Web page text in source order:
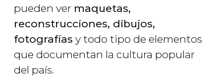
pueden ver maquetas,
reconstrucciones, dibujos,
fotografías y todo tipo de elementos
que documentan la cultura popular
del país.